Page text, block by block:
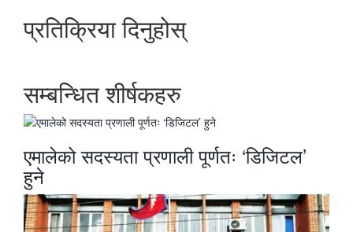
प्रतिक्रिया दिनुहोस्
सम्बन्धित शीर्षकहरु
एमालेको सदस्यता प्रणाली पूर्णतः ‘डिजिटल’
हुने